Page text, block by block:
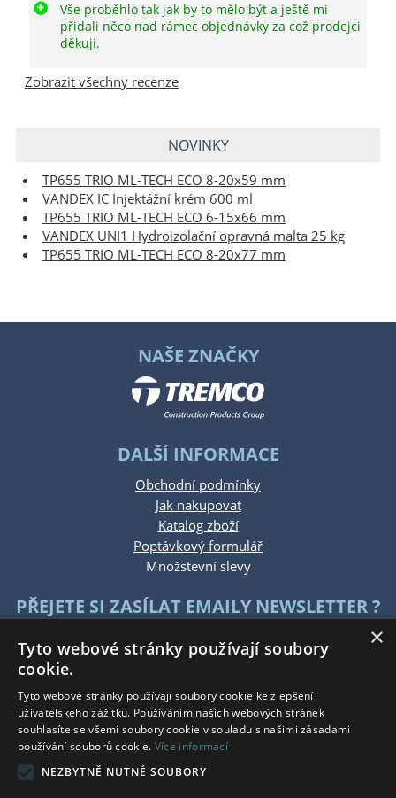
Vše proběhlo tak jak by to mělo být a ještě mi
přidali něco nad rámec objednávky za což prodejci
děkuji.
Zobrazit všechny recenze
NOVINKY
TP655 TRIO ML-TECH ECO 8-20x59 mm
VANDEX IC Injektážní krém 600 ml
TP655 TRIO ML-TECH ECO 6-15x66 mm
VANDEX UNI1 Hydroizolační opravná malta 25 kg
TP655 TRIO ML-TECH ECO 8-20x77 mm
NAŠE ZNAČKY
DALŠÍ INFORMACE
Obchodní podmínky
Jak nakupovat
Katalog zboží
Poptávkový formulář
Množstevní slevy
PŘEJETE SI ZASÍLAT EMAILY NEWSLETTER ?
KONTAKTUJTE NÁS
Po - Pá: 7:30 - 15:30
×
Tyto webové stránky používají soubory
cookie.
Tyto webové stránky používají soubory cookie ke zlepšení
uživatelského zážitku. Používáním našich webových stránek
souhlasíte se všemi soubory cookie v souladu s našimi zásadami
používání souborů cookie. Více informací
NEZBYTNĚ NUTNÉ SOUBORY